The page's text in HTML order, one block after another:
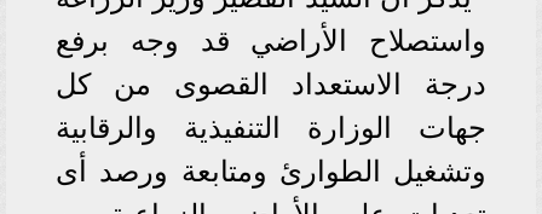
واستصلاح الأراضي قد وجه برفع
درجة الاستعداد القصوى من كل
جهات الوزارة التنفيذية والرقابية
وتشغيل الطوارئ ومتابعة ورصد أى